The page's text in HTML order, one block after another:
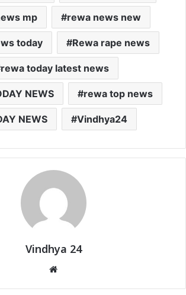
mp rewa news new
today Rewa rape news
rewa today latest news
NEWS rewa top news
NEWS Vindhya24
Vindhya 24